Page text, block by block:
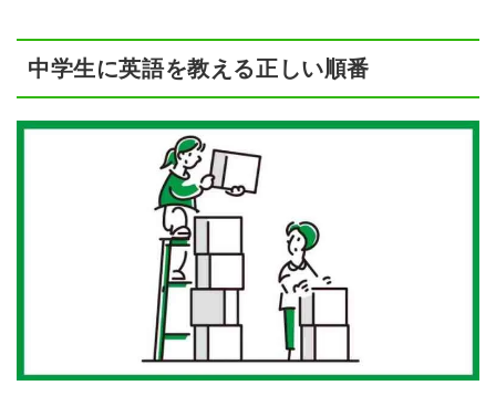
中学生に英語を教える正しい順番